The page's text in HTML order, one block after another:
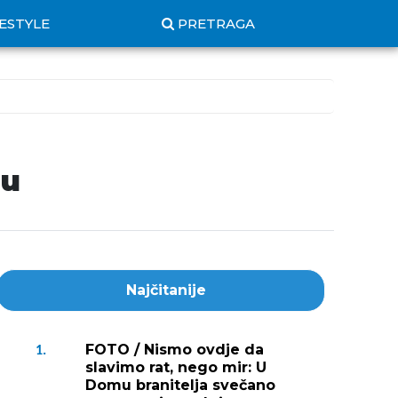
PRETRAGA
Najčitanije
1.
FOTO / Nismo ovdje da
slavimo rat, nego mir: U
Domu branitelja svečano